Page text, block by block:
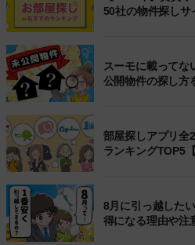
50社の物件探しサ
スーモに載ってな
公開物件の探し方
部屋探しアプリ全
ランキングTOP5
8月に引っ越した
得になる理由や注